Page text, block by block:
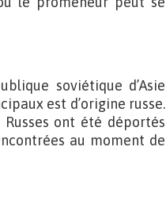
soviétique d’Asie
est d’origine russe.
ont été déportés
au moment de